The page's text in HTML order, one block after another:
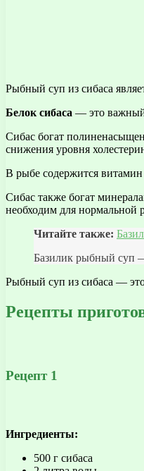
Рыбный суп из сибаса
Белок сибаса — это важный
Сибас богат
снижения уровня
В рыбе содержится витамин
Сибас также богат
необходим для
Читайте также:
Базилик рыбный суп —
Рыбный суп из сибаса —
Рецепты
Рецепт 1
Ингредиенты:
500 г сибаса